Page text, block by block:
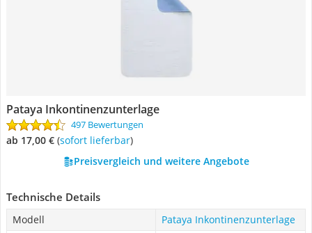
Pataya Inkontinenzunterlage
497 Bewertungen
ab 17,00 € ( Sofort lieferbar)
Preisvergleich und weitere Angebote
Technische Details
Modell
Pataya Inkontinenzunterlage